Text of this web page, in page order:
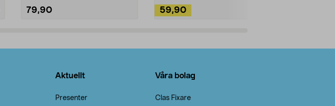
79,90 59,90
Aktuellt
Presenter
Våra bolag
Clas Fixare